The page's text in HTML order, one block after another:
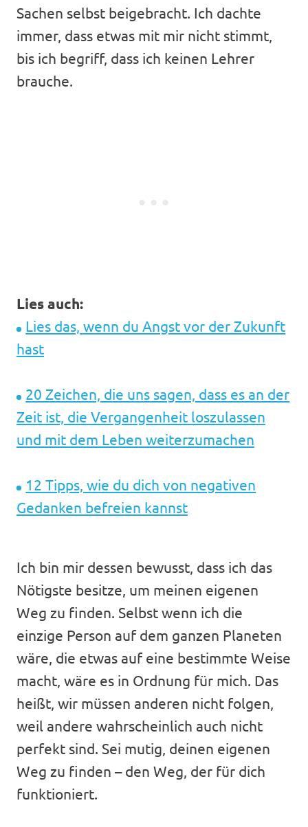
Sachen selbst beigebracht. Ich dachte
immer, dass etwas mit mir nicht stimmt,
bis ich begriff, dass ich keinen Lehrer
brauche.
Lies auch:
Lies das, wenn du Angst vor der Zukunft
hast
20 Zeichen, die uns sagen, dass es an der
Zeit ist, die Vergangenheit loszulassen
und mit dem Leben weiterzumachen
12 Tipps, wie du dich von negativen
Gedanken befreien kannst
Ich bin mir dessen bewusst, dass ich das
Nötigste besitze, um meinen eigenen
Weg zu finden. Selbst wenn ich die
einzige Person auf dem ganzen Planeten
wäre, die etwas auf eine bestimmte Weise
macht, wäre es in Ordnung für mich. Das
heißt, wir müssen anderen nicht folgen,
weil andere wahrscheinlich auch nicht
perfekt sind. Sei mutig, deinen eigenen
Weg zu finden – den Weg, der für dich
funktioniert.